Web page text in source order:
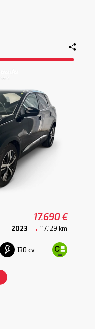
17.690 €
2023 117.129 km
130 cv